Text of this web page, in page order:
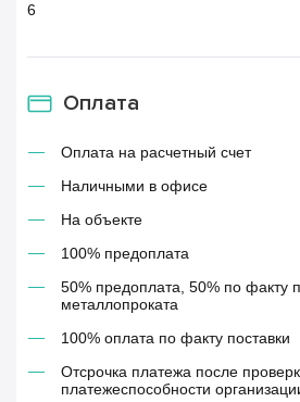
6
Оплата
Оплата на расчетный счет
Наличными в офисе
На объекте
100% предоплата
50% предоплата, 50% по факту
металлопроката
100% оплата по факту поставки
Отсрочка платежа после
платежеспособности